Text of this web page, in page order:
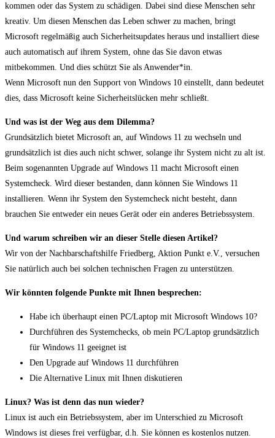
kommen oder das System zu schädigen. Dabei sind diese Menschen sehr
kreativ. Um diesen Menschen das Leben schwer zu machen, bringt
Microsoft regelmäßig auch Sicherheitsupdates heraus und installiert diese
auch automatisch auf ihrem System, ohne das Sie davon etwas
mitbekommen. Und dies schützt Sie als Anwender*in.
Wenn Microsoft nun den Support von Windows 10 einstellt, dann bedeutet
dies, dass Microsoft keine Sicherheitslücken mehr schließt.
Und was ist der Weg aus dem Dilemma?
Grundsätzlich bietet Microsoft an, auf Windows 11 zu wechseln und
grundsätzlich ist dies auch nicht schwer, solange ihr System nicht zu alt ist.
Beim sogenannten Upgrade auf Windows 11 macht Microsoft einen
Systemcheck. Wird dieser bestanden, dann können Sie Windows 11
installieren. Wenn ihr System den Systemcheck nicht besteht, dann
brauchen Sie entweder ein neues Gerät oder ein anderes Betriebssystem.
Und warum schreiben wir an dieser Stelle diesen Artikel?
Wir von der Nachbarschaftshilfe Friedberg, Aktion Punkt e.V., versuchen
Sie natürlich auch bei solchen technischen Fragen zu unterstützen.
Wir könnten folgende Punkte mit Ihnen besprechen:
Habe ich überhaupt einen PC/Laptop mit Microsoft Windows 10?
Durchführen des Systemchecks, ob mein PC/Laptop grundsätzlich
für Windows 11 geeignet ist
Den Upgrade auf Windows 11 durchführen
Die Alternative Linux mit Ihnen diskutieren
Linux? Was ist denn das nun wieder?
Linux ist auch ein Betriebssystem, aber im Unterschied zu Microsoft
Windows ist dieses frei verfügbar, d.h. Sie können es kostenlos nutzen.